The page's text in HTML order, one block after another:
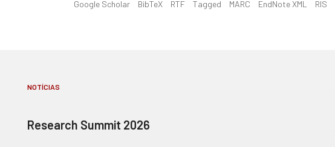
Google Scholar BibTeX RTF Tagged MARC EndNote XML RIS
NOTÍCIAS
Research Summit 2026